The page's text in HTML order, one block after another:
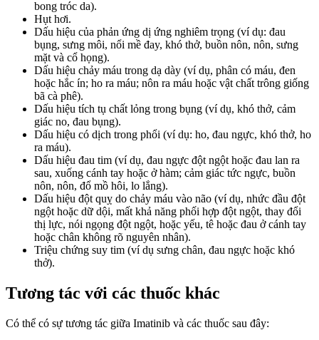
bong tróc da).
Hụt hơi.
Dấu hiệu của phản ứng dị ứng nghiêm trọng (ví dụ: đau
bụng, sưng môi, nổi mề đay, khó thở, buồn nôn, nôn, sưng
mặt và cổ họng).
Dấu hiệu chảy máu trong dạ dày (ví dụ, phân có máu, đen
hoặc hắc ín; ho ra máu; nôn ra máu hoặc vật chất trông giống
bã cà phê).
Dấu hiệu tích tụ chất lỏng trong bụng (ví dụ, khó thở, cảm
giác no, đau bụng).
Dấu hiệu có dịch trong phổi (ví dụ: ho, đau ngực, khó thở, ho
ra máu).
Dấu hiệu đau tim (ví dụ, đau ngực đột ngột hoặc đau lan ra
sau, xuống cánh tay hoặc ở hàm; cảm giác tức ngực, buồn
nôn, nôn, đổ mồ hôi, lo lắng).
Dấu hiệu đột quỵ do chảy máu vào não (ví dụ, nhức đầu đột
ngột hoặc dữ dội, mất khả năng phối hợp đột ngột, thay đổi
thị lực, nói ngọng đột ngột, hoặc yếu, tê hoặc đau ở cánh tay
hoặc chân không rõ nguyên nhân).
Triệu chứng suy tim (ví dụ sưng chân, đau ngực hoặc khó
thở).
Tương tác với các thuốc khác
Có thể có sự tương tác giữa Imatinib và các thuốc sau đây: